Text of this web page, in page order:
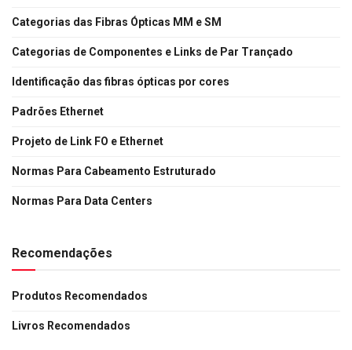
Categorias das Fibras Ópticas MM e SM
Categorias de Componentes e Links de Par Trançado
Identificação das fibras ópticas por cores
Padrões Ethernet
Projeto de Link FO e Ethernet
Normas Para Cabeamento Estruturado
Normas Para Data Centers
Recomendações
Produtos Recomendados
Livros Recomendados